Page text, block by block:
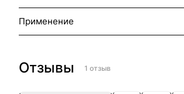
Применение
Отзывы 1 отзыв